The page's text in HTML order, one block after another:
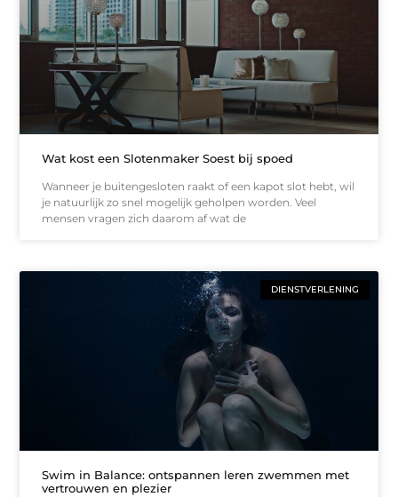
Wat kost een Slotenmaker Soest bij spoed
Wanneer je buitengesloten raakt of een kapot slot hebt, wil
je natuurlijk zo snel mogelijk geholpen worden. Veel
mensen vragen zich daarom af wat de
DIENSTVERLENING
Swim in Balance: ontspannen leren zwemmen met
vertrouwen en plezier